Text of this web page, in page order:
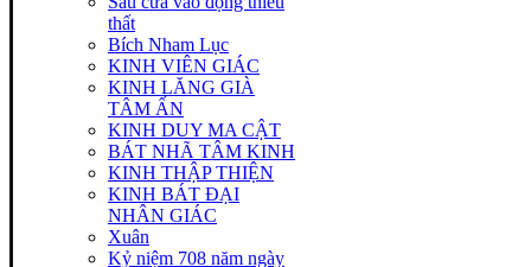
thất
Bích Nham Lục
KINH VIÊN GIÁC
KINH LĂNG GIÀ
TÂM ẤN
KINH DUY MA CẬT
BÁT NHÃ TÂM KINH
KINH THẬP THIỆN
KINH BÁT ĐẠI
NHÂN GIÁC
Xuân
Kỷ niệm 708 năm ngày